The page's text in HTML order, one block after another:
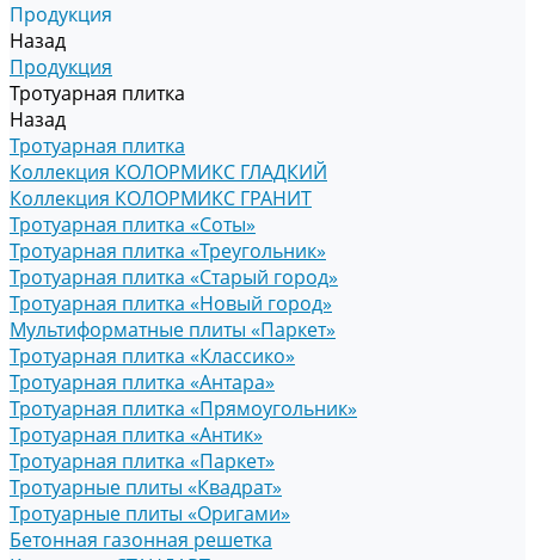
Продукция
Назад
Продукция
Тротуарная плитка
Назад
Тротуарная плитка
Коллекция КОЛОРМИКС ГЛАДКИЙ
Коллекция КОЛОРМИКС ГРАНИТ
Тротуарная плитка «Соты»
Тротуарная плитка «Треугольник»
Тротуарная плитка «Старый город»
Тротуарная плитка «Новый город»
Мультиформатные плиты «Паркет»
Тротуарная плитка «Классико»
Тротуарная плитка «Антара»
Тротуарная плитка «Прямоугольник»
Тротуарная плитка «Антик»
Тротуарная плитка «Паркет»
Тротуарные плиты «Квадрат»
Тротуарные плиты «Оригами»
Бетонная газонная решетка